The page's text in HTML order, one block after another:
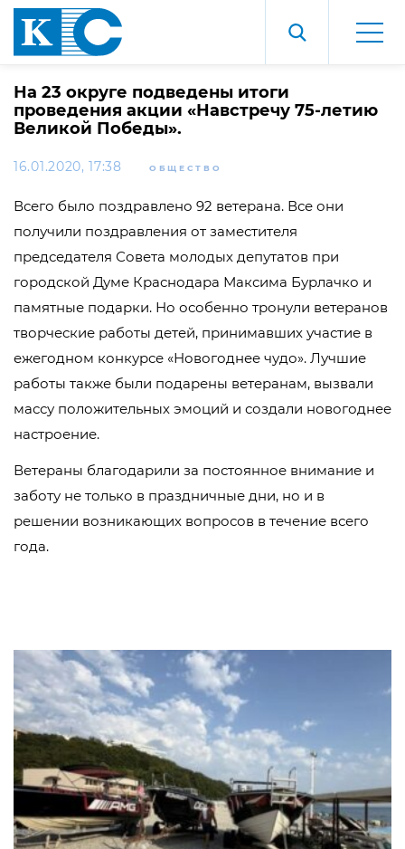
На 23 округе подведены итоги
проведения акции «Навстречу 75-летию
Великой Победы».
16.01.2020, 17:38 ОБЩЕСТВО
Всего было поздравлено 92 ветерана. Все они
получили поздравления от заместителя
председателя Совета молодых депутатов при
городской Думе Краснодара Максима Бурлачко и
памятные подарки. Но особенно тронули ветеранов
творческие работы детей, принимавших участие в
ежегодном конкурсе «Новогоднее чудо». Лучшие
работы также были подарены ветеранам, вызвали
массу положительных эмоций и создали новогоднее
настроение.
Ветераны благодарили за постоянное внимание и
заботу не только в праздничные дни, но и в
решении возникающих вопросов в течение всего
года.